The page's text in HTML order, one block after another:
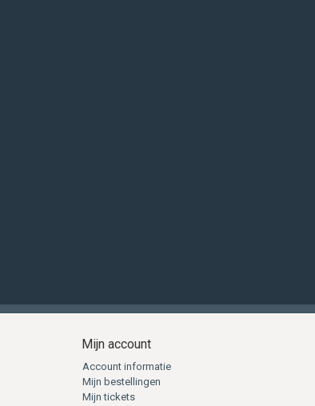
Mijn account
Account informatie
Mijn bestellingen
Mijn tickets